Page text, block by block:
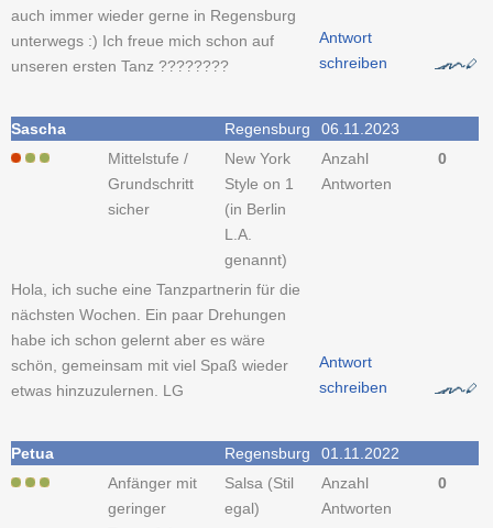
auch immer wieder gerne in Regensburg
unterwegs :) Ich freue mich schon auf
unseren ersten Tanz ????????
Antwort
schreiben
Sascha Regensburg
06.11.2023
Mittelstufe /
Grundschritt
sicher
New York
Style on 1
(in Berlin
L.A.
genannt)
Anzahl
Antworten
0
Hola, ich suche eine Tanzpartnerin für die
nächsten Wochen. Ein paar Drehungen
habe ich schon gelernt aber es wäre
schön, gemeinsam mit viel Spaß wieder
etwas hinzuzulernen. LG
Antwort
schreiben
Petua Regensburg
01.11.2022
Anfänger mit
geringer
Salsa (Stil
egal)
Anzahl
Antworten
0